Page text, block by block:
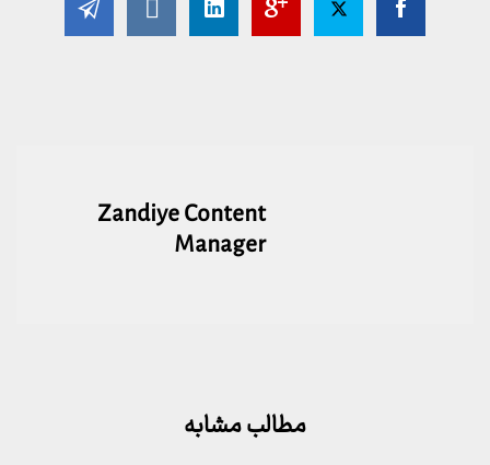
Zandiye Content
Manager
مطالب مشابه